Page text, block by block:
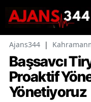
Ajans344 |
Başsavcı
Proaktif
Yönetiyoruz